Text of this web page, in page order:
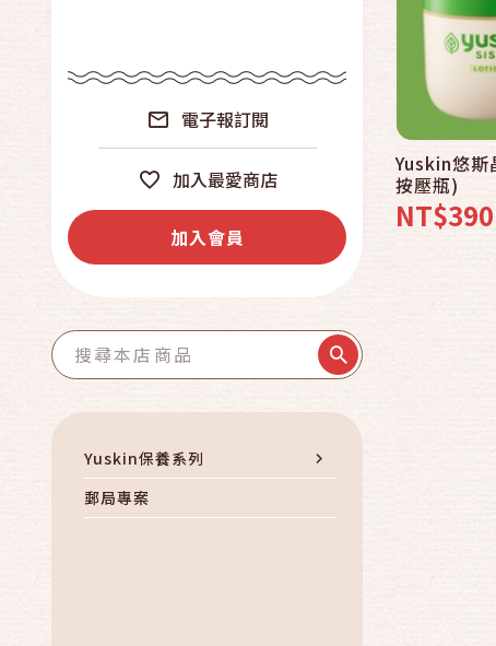
電子報訂閱
加入最愛商店
加入會員
Yuskin保養系列
郵局專案
Yuskin悠
按壓瓶)
NT$390